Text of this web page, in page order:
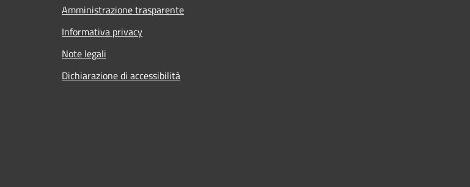
Amministrazione trasparente
Informativa privacy
Note legali
Dichiarazione di accessibilità